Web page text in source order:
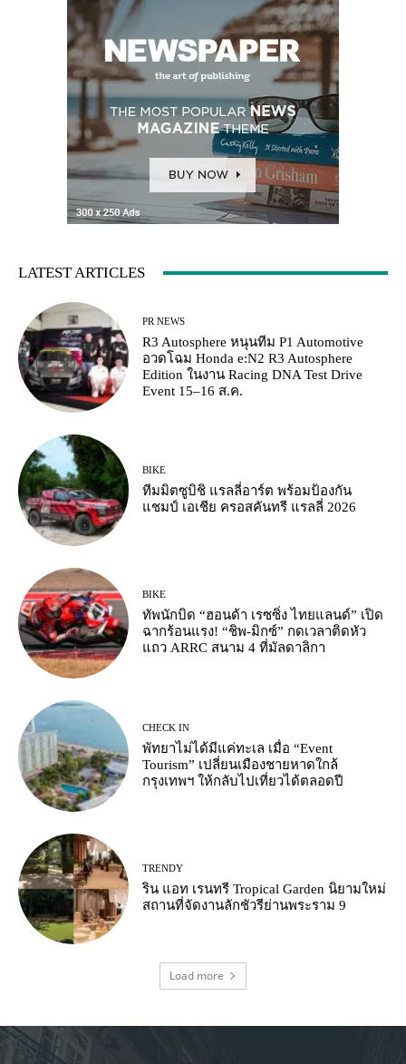
LATEST ARTICLES
PR NEWS
R3 Autosphere หนุนทีม P1 Automotive
อวดโฉม Honda e:N2 R3 Autosphere
Edition ในงาน Racing DNA Test Drive
Event 15–16 ส.ค.
BIKE
ทีมมิตซูบิชิ แรลลี่อาร์ต พร้อมป้องกัน
แชมป์ เอเชีย ครอสคันทรี แรลลี่ 2026
BIKE
ทัพนักบิด “ฮอนด้า เรซซิ่ง ไทยแลนด์” เปิด
ฉากร้อนแรง! “ชิพ-มิกซ์” กดเวลาติดหัว
แถว ARRC สนาม 4 ที่มัลดาลิกา
CHECK IN
พัทยาไม่ได้มีแค่ทะเล เมื่อ “Event
Tourism” เปลี่ยนเมืองชายหาดใกล้
กรุงเทพฯ ให้กลับไปเที่ยวได้ตลอดปี
TRENDY
ริน แอท เรนทรี Tropical Garden นิยามใหม่
สถานที่จัดงานลักชัวรีย่านพระราม 9
Load more